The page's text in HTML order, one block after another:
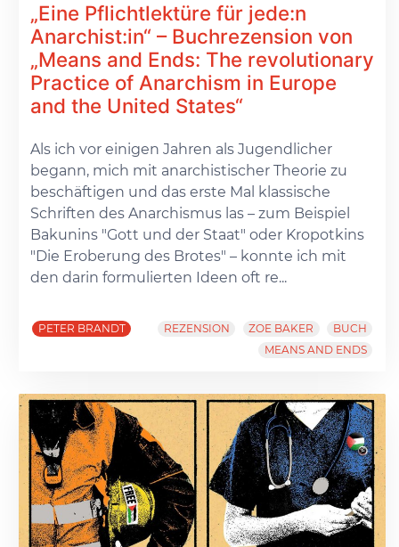
„Eine Pflichtlektüre für jede:n
Anarchist:in“ – Buchrezension von
„Means and Ends: The revolutionary
Practice of Anarchism in Europe
and the United States“
Als ich vor einigen Jahren als Jugendlicher
begann, mich mit anarchistischer Theorie zu
beschäftigen und das erste Mal klassische
Schriften des Anarchismus las – zum Beispiel
Bakunins "Gott und der Staat" oder Kropotkins
"Die Eroberung des Brotes" – konnte ich mit
den darin formulierten Ideen oft re...
PETER BRANDT REZENSION ZOE BAKER
BUCH
MEANS AND ENDS